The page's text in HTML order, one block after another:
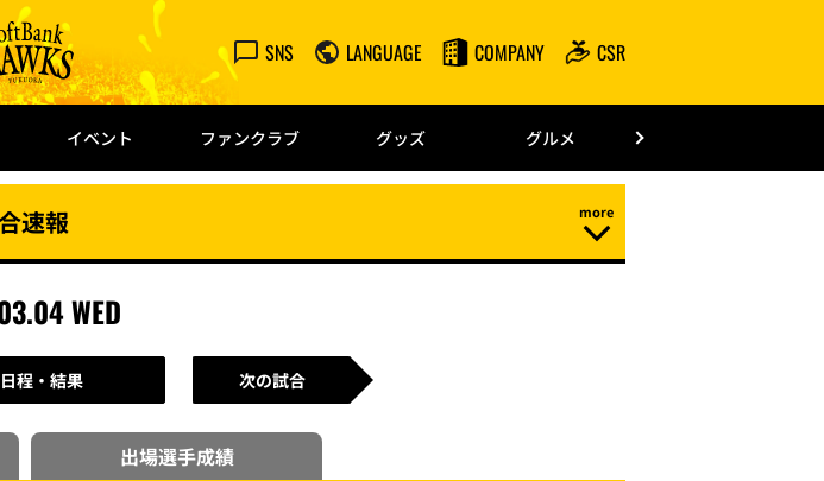
SNS LANGUAGE COMPANY CSR
イベント ファンクラブ グッズ グルメ
速報
WED
程・結果 次の試合
出場選手成績